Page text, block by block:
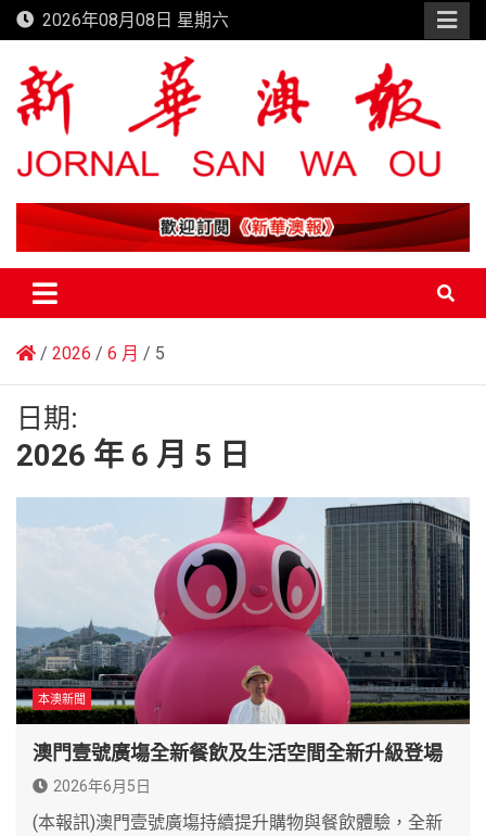
Skip
to
content
2026年08月08日 星期六
新華澳報
2026 6 月 5
日期:
2026 年 6 月 5 日
本澳新聞
澳門壹號廣塲全新餐飲及生活空間全新升級登場
2026年6月5日
(本報訊)澳門壹號廣塲持續提升購物與餐飲體驗，全新